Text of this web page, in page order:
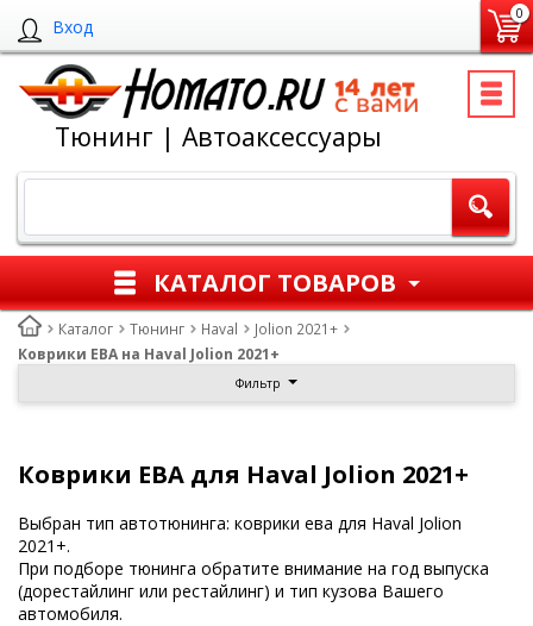
Вход
0
Тюнинг | Автоаксессуары
КАТАЛОГ ТОВАРОВ
Каталог Тюнинг Haval
Jolion 2021+
Коврики ЕВА на Haval Jolion 2021+
Фильтр
Коврики ЕВА для Haval Jolion 2021+
Выбран тип автотюнинга: коврики ева для Haval Jolion
2021+.
При подборе тюнинга обратите внимание на год выпуска
(дорестайлинг или рестайлинг) и тип кузова Вашего
автомобиля.